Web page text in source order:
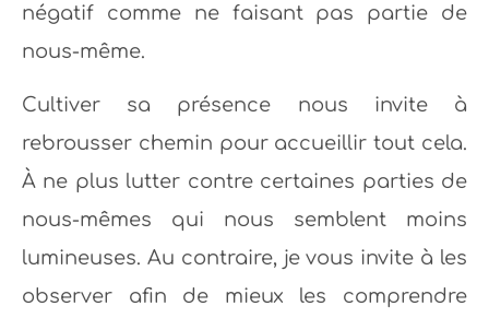
négatif comme ne faisant pas partie de
nous-même.
Cultiver sa présence nous invite à
rebrousser chemin pour accueillir tout cela.
À ne plus lutter contre certaines parties de
nous-mêmes qui nous semblent moins
lumineuses. Au contraire, je vous invite à les
observer afin de mieux les comprendre